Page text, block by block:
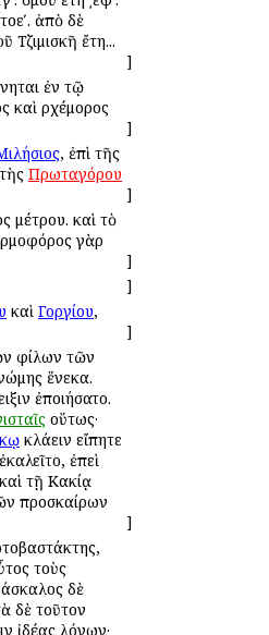
ἀπὸ δὲ
Τζιμισκῆ ἔτη...
]
ἐν τῷ
Ἀρχέμορος
]
, ἐπὶ τῆς
Πρωταγόρου
]
μέτρου. καὶ τὸ
γὰρ
]
]
καὶ Γοργίου,
]
φίλων τῶν
ἕνεκα.
ἐποιήσατο.
οὕτως·
κλάειν εἴπητε
ἐπεὶ
τῇ Κακίᾳ
προσκαίρων
]
τοὺς
δὲ
δὲ τοῦτον
ἰδέας λόγων·